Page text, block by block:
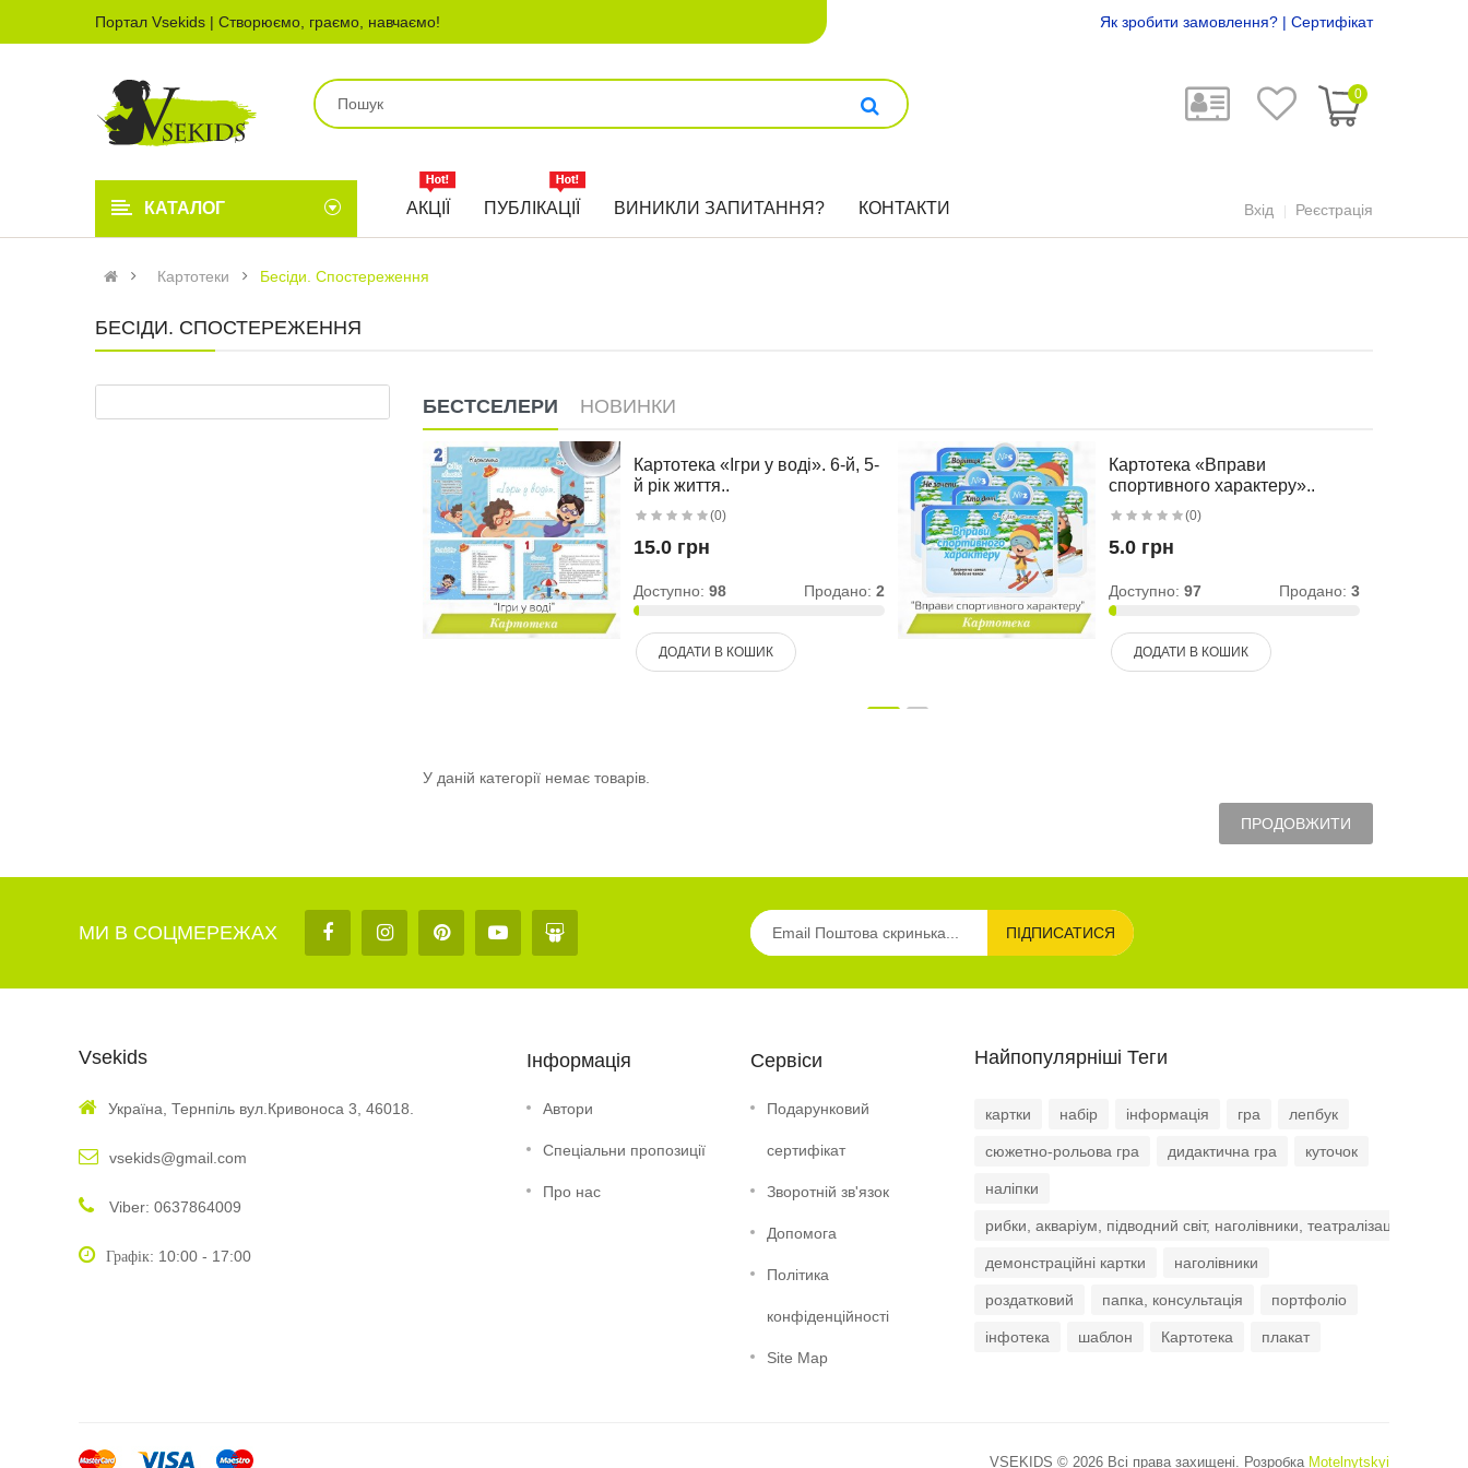
Портал Vsekids | Створюємо, граємо, навчаємо! Як зробити замовлення? | Сертифікат
0
КАТАЛОГ АКЦІЇ ПУБЛІКАЦІЇ ВИНИКЛИ ЗАПИТАННЯ? КОНТАКТИ Вхід Реєстрація
Картотеки Бесіди. Спостереження
БЕСІДИ. СПОСТЕРЕЖЕННЯ
БЕСТСЕЛЕРИ НОВИНКИ
Картотека «Ігри у воді». 6-й, 5-
й рік життя..
(0)
15.0 грн
Доступно:98 Продано: 2
ДОДАТИ В КОШИК
Картотека «Вправи
спортивного характеру»..
(0)
5.0 грн
Доступно:97 Продано: 3
ДОДАТИ В КОШИК
У даній категорії немає товарів.
ПРОДОВЖИТИ
МИ В СОЦМЕРЕЖАХ ПІДПИСАТИСЯ
Vsekids
Україна, Тернпіль вул.Кривоноса 3, 46018.
vsekids@gmail.com
Viber: 0637864009
Графік: 10:00 - 17:00
Інформація
Автори
Спеціальни пропозиції
Про нас
Сервіси
Подарунковий
сертифікат
Зворотній зв'язок
Допомога
Політика
конфіденційності
Site Map
Найпопулярніші Теги
картки набір інформація гра лепбук
сюжетно-рольова гра дидактична гра куточок
наліпки
рибки, акваріум, підводний світ, наголівники, театралізація,
демонстраційні картки наголівники
роздатковий папка, консультація портфоліо
інфотека шаблон Картотека плакат
VSEKIDS © 2026 Всі права захищені. Розробка Motelnytskyi